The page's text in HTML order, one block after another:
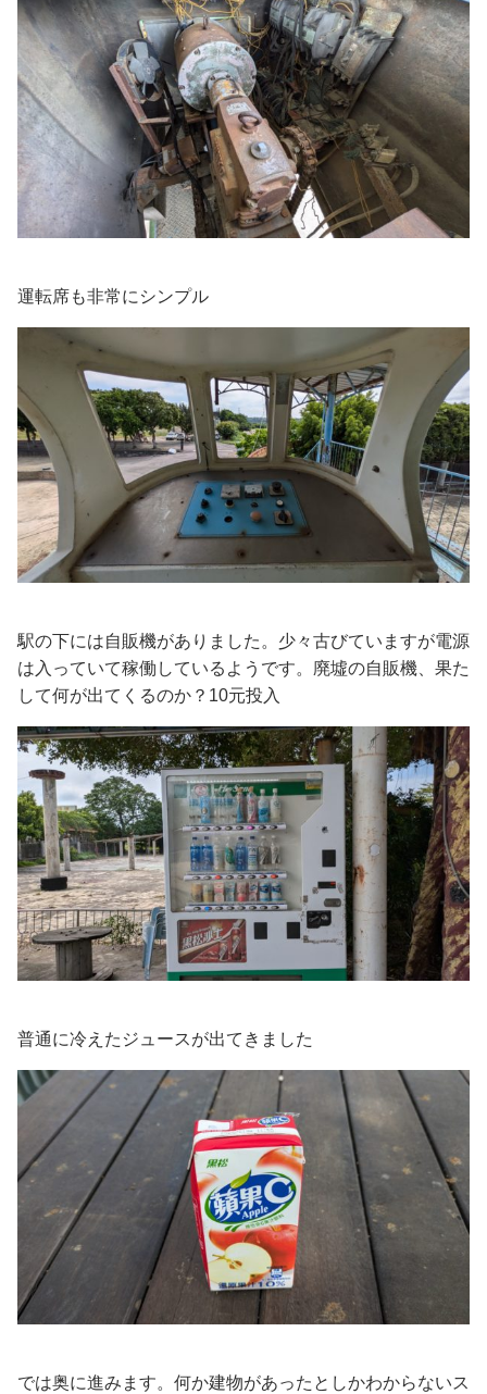
運転席も非常にシンプル
駅の下には自販機がありました。少々古びていますが電源
は入っていて稼働しているようです。廃墟の自販機、果た
して何が出てくるのか？10元投入
普通に冷えたジュースが出てきました
では奥に進みます。何か建物があったとしかわからないス